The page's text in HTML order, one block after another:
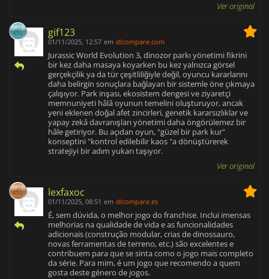
Ver original
gif123
01/11/2025, 12:57 em dlcompare.com
Jurassic World Evolution 3, dinozor parkı yönetimi fikrini
bir kez daha masaya koyarken bu kez yalnızca görsel
gerçekçilik ya da tür çeşitliliğiyle değil, oyuncu kararlarını
daha belirgin sonuçlara bağlayan bir sistemle öne çıkmaya
çalışıyor. Park inşası, ekosistem dengesi ve ziyaretçi
memnuniyeti hâlâ oyunun temelini oluşturuyor, ancak
yeni eklenen doğal afet zincirleri, genetik kararsızlıklar ve
yapay zekâ davranışları yönetimi daha öngörülemez bir
hâle getiriyor. Bu açıdan oyun, "güzel bir park kur"
konseptini "kontrol edilebilir kaos "a dönüştürerek
stratejiyi bir adım yukarı taşıyor.
Ver original
lexfaxoc
01/11/2025, 08:51 em dlcompare.es
É, sem dúvida, o melhor jogo do franchise. Inclui imensas
melhorias na qualidade de vida e as funcionalidades
adicionais (construção modular, crias de dinossauro,
novas ferramentas de terreno, etc.) são excelentes e
contribuem para que se sinta como o jogo mais completo
da série. Para mim, é um jogo que recomendo a quem
gosta deste género de jogos.